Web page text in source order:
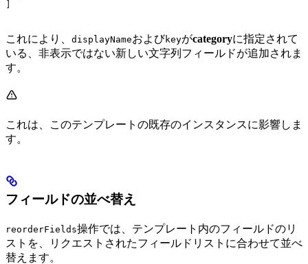
これにより、 displayNameおよびkeyがcategoryに指定されて
いる、非表示ではない新しい文字列フィールドが追加されま
す。
これは、このテンプレートの既存のインスタンスに影響しま
す。
フィールドの並べ替え
reorderFields操作では、テンプレート内のフィールドのリ
ストを、リクエストされたフィールドリストに合わせて並べ
替えます。